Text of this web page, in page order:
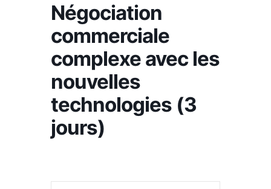
Négociation
commerciale
complexe avec les
nouvelles
technologies (3
jours)